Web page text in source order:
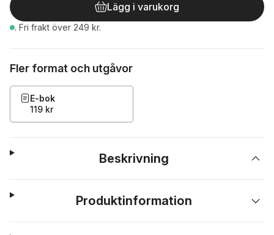
Lägg i varukorg
. Fri frakt över 249 kr.
Fler format och utgåvor
E-bok
119 kr
Beskrivning
Produktinformation